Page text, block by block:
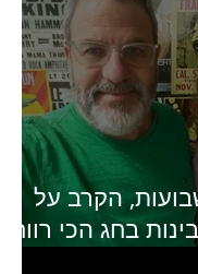
הקרב על
בחג הכי רווחי